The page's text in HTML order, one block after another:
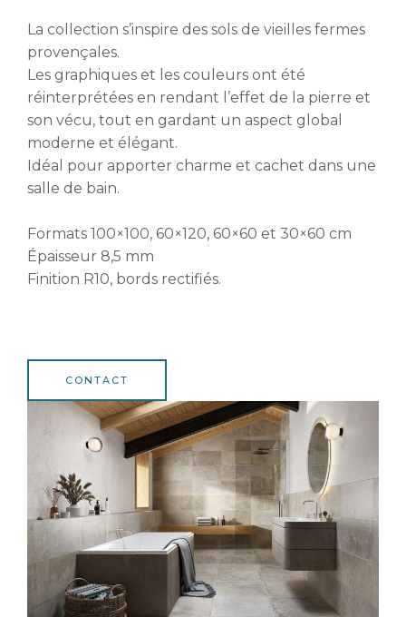
La collection s’inspire des sols de vieilles fermes
provençales.
Les graphiques et les couleurs ont été
réinterprétées en rendant l’effet de la pierre et
son vécu, tout en gardant un aspect global
moderne et élégant.
Idéal pour apporter charme et cachet dans une
salle de bain.
Formats 100×100, 60×120, 60×60 et 30×60 cm
Épaisseur 8,5 mm
Finition R10, bords rectifiés.
CONTACT